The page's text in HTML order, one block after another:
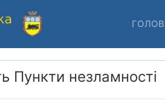
Пункти незламності